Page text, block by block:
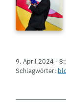
9. April 2024 -
Schlagwörter: